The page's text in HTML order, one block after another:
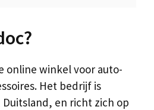
online winkel voor auto-
Het bedrijf is
en richt zich op